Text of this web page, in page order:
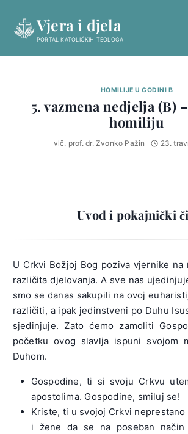
content
Vjera i djela
PORTAL KATOLIČKIH TEOLOGA
HOMILIJE U GODINI B
5. vazmena nedjelja (B)
homiliju
vlč. prof. dr. Zvonko Pažin 23.
Uvod i pokajnički
U Crkvi Božjoj Bog poziva vjernike
različita djelovanja. A sve nas
smo se danas sakupili na ovoj
različiti, a ipak jedinstveni po Duhu
sjedinjuje. Zato ćemo zamoliti
početku ovog slavlja ispuni svojom
Duhom.
Gospodine, ti si svoju Crkvu
apostolima. Gospodine, smiluj se!
Kriste, ti u svojoj Crkvi neprestano
i žene da se na poseban